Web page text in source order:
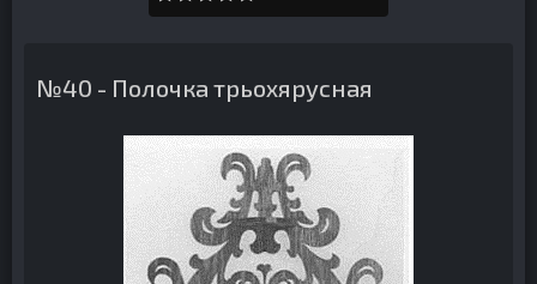
№40 - Полочка трьохярусная